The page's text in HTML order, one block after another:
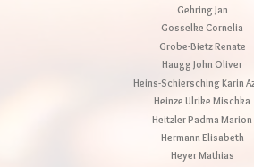
Gehring Jan
Gosselke Cornelia
Grobe-Bietz Renate
Haugg John Oliver
Heins-Schiersching Karin
Heinze Ulrike Mischka
Heitzler Padma Marion
Hermann Elisabeth
Heyer Mathias